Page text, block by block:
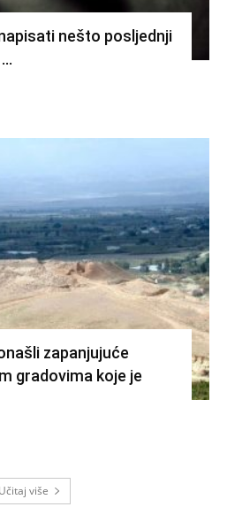
nešto posljednji
zapanjujuće
gradovima koje je
Učitaj više